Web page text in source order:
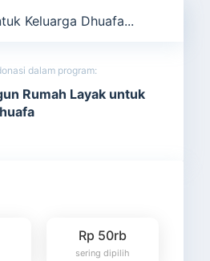
Keluarga Dhuafa...
dalam program:
Rumah Layak untuk
Rp 50rb
sering dipilih